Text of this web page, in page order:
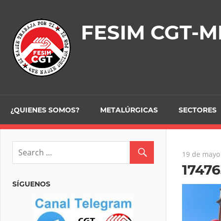
content
FESIM CGT-
¿QUIENES SOMOS? METALÚRGICAS SECTORES
19 de
SÍGUENOS